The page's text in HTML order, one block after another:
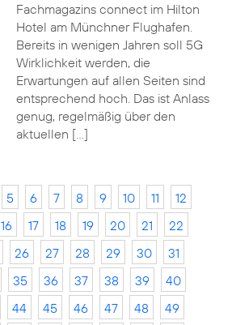
Fachmagazins connect im Hilton
Hotel am Münchner Flughafen.
Bereits in wenigen Jahren soll 5G
Wirklichkeit werden, die
Erwartungen auf allen Seiten sind
entsprechend hoch. Das ist Anlass
genug, regelmäßig über den
aktuellen […]
5 6 7 8 9 10 11
12
16 17 18 19 20 21
22
26 27 28 29 30
31
35 36 37 38 39
40
44 45 46 47 48
49